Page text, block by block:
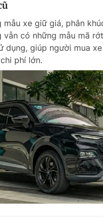
mẫu xe giữ giá, phân
vẫn có những mẫu mã
dụng, giúp người mua
phí lớn.